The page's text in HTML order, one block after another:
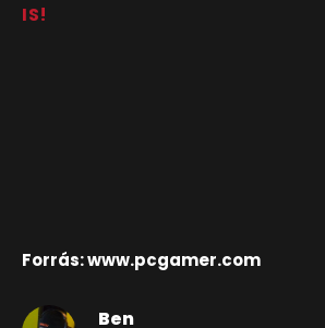
IS!
Forrás: www.pcgamer.com
Ben